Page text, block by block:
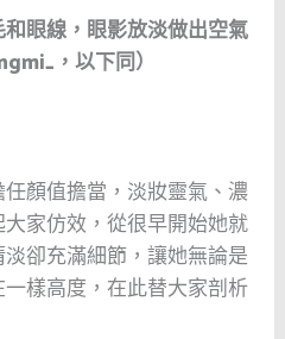
眼線，眼影放淡做出空氣
，以下同）
顏值擔當，淡妝靈氣、濃
家仿效，從很早開始她就
卻充滿細節，讓她無論是
樣高度，在此替大家剖析